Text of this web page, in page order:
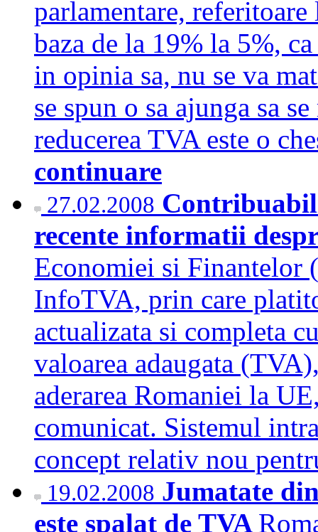
parlamentare,
baza de la 19% la 5%,
in opinia sa, nu se va
se spun o sa ajunga sa
reducerea TVA este o
continuare
27.02.2008
recente informatii
Economiei si Finantelor
InfoTVA, prin care
actualizata si completa
valoarea adaugata
aderarea Romaniei la
comunicat. Sistemul
concept relativ nou
19.02.2008 Jumatate
este spalat de TVA